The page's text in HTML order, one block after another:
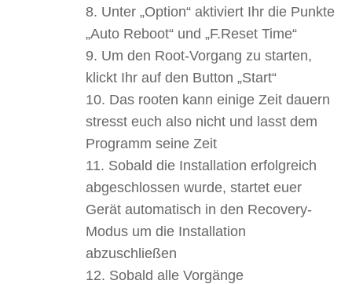
Unter „Option“ aktiviert Ihr die Punkte
„Auto Reboot“ und „F.Reset Time“
Um den Root-Vorgang zu starten,
klickt Ihr auf den Button „Start“
Das rooten kann einige Zeit dauern
stresst euch also nicht und lasst dem
Programm seine Zeit
Sobald die Installation erfolgreich
abgeschlossen wurde, startet euer
Gerät automatisch in den Recovery-
Modus um die Installation
abzuschließen
Sobald alle Vorgänge